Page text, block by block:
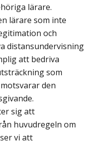
lärare.
lärare som inte
och
distansundervisning
att bedriva
som
den
sig att
huvudregeln om
vi att